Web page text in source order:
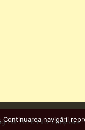
© 2026Info Timișoara-
navigării